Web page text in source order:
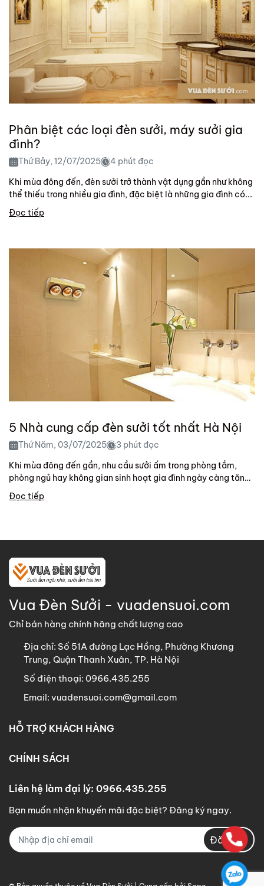
Phân biệt các loại đèn sưởi, máy sưởi gia
đình?
Thứ Bảy, 12/07/2025
4 phút đọc
Khi mùa đông đến, đèn sưởi trở thành vật dụng gần như không
thể thiếu trong nhiều gia đình, đặc biệt là những gia đình có...
Đọc tiếp
5 Nhà cung cấp đèn sưởi tốt nhất Hà Nội
Thứ Năm, 03/07/2025
3 phút đọc
Khi mùa đông đến gần, nhu cầu sưởi ấm trong phòng tắm,
phòng ngủ hay không gian sinh hoạt gia đình ngày càng tăng
cao. Đèn...
Đọc tiếp
Vua Đèn Sưởi - vuadensuoi.com
Chỉ bán hàng chính hãng chất lượng cao
Địa chỉ: Số 51A đường Lạc Hồng, Phường Khương
Trung, Quận Thanh Xuân, TP. Hà Nội
Số điện thoại: 0966.435.255
Email: vuadensuoi.com@gmail.com
HỖ TRỢ KHÁCH HÀNG
CHÍNH SÁCH
Liên hệ làm đại lý: 0966.435.255
Bạn muốn nhận khuyến mãi đặc biệt? Đăng ký ngay.
Đăng ký